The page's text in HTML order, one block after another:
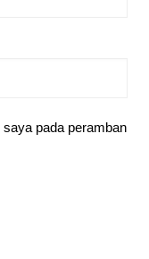
pada peramban